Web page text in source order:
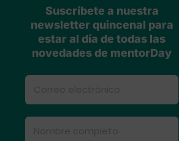
Suscríbete a nuestra
newsletter quincenal para
estar al día de todas las
novedades de mentorDay